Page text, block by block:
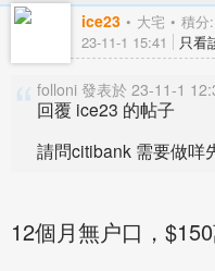
ice23 大宅 積分
23-11-1 15:41 只看
folloni 發表於 23-11-1
回覆 ice23 的帖子
請問citibank 需要做咩
12個月無户口，